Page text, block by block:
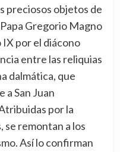
preciosos objetos de
Gregorio Magno
por el diácono
entre las reliquias
dalmática, que
San Juan
por la
se remontan a los
Así lo confirman